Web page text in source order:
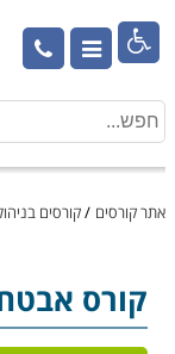

אתר קורסים /קורסים
קורס